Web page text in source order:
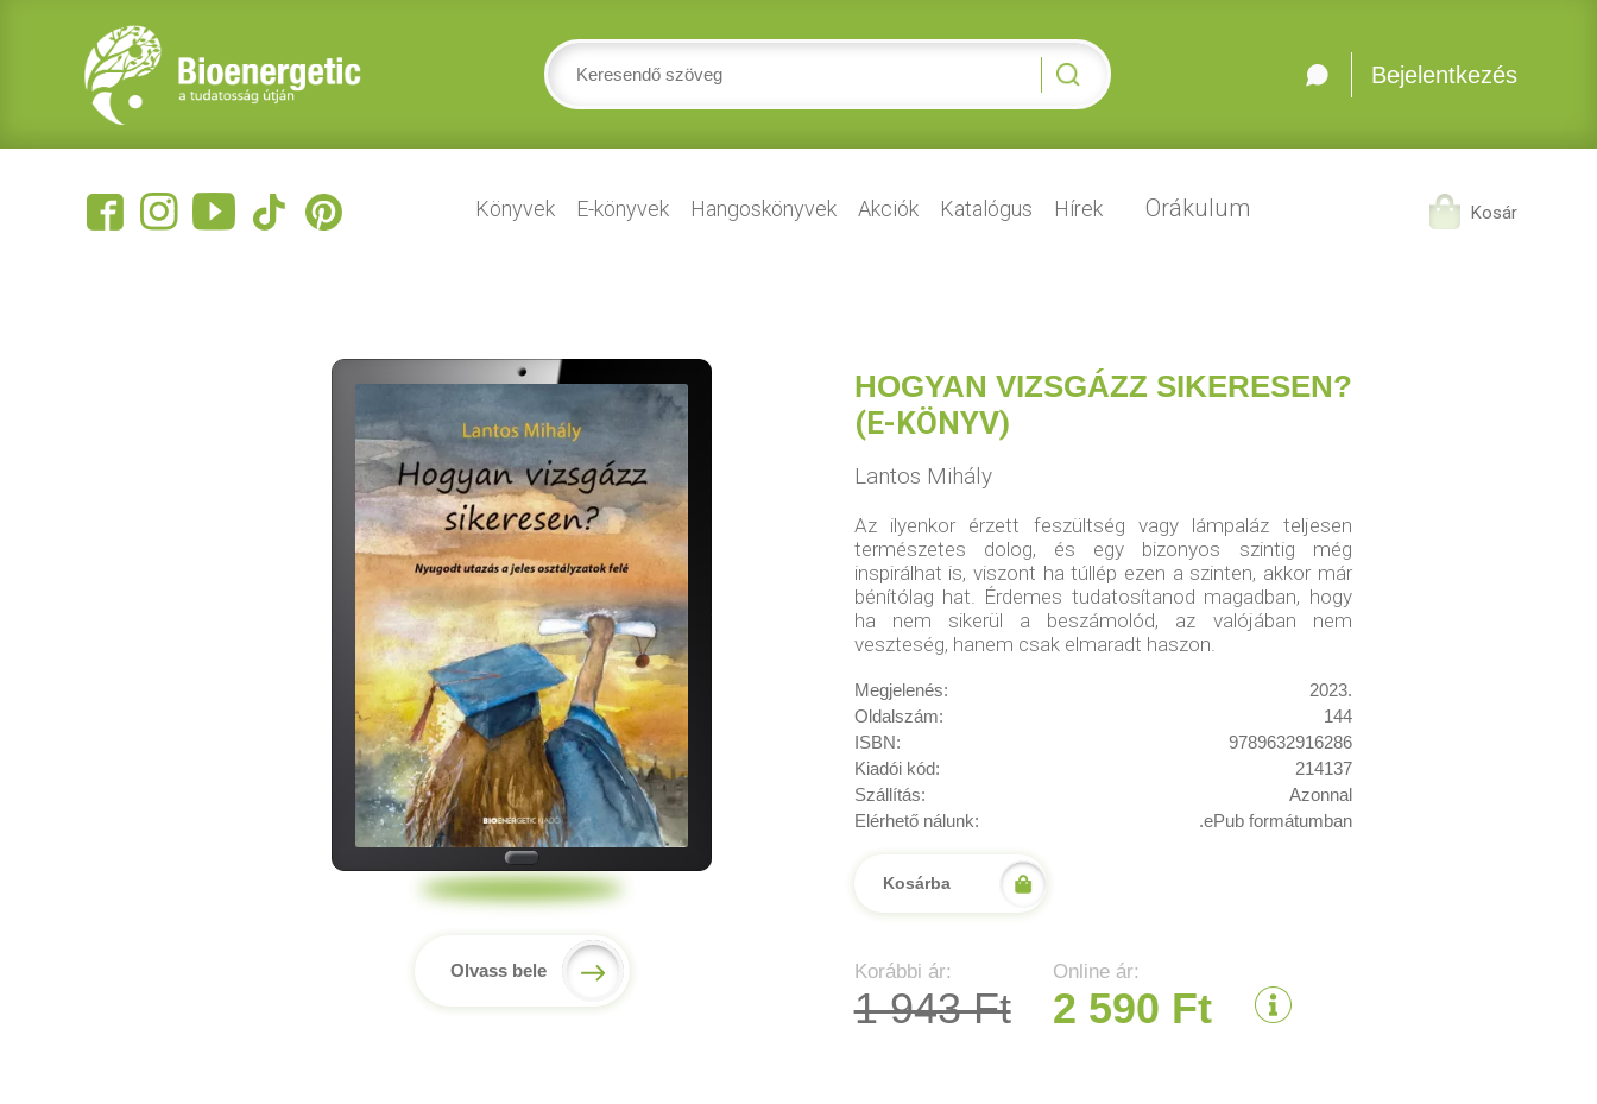
Bejelentkezés
Könyvek E-könyvek Hangoskönyvek Akciók Katalógus Hírek Orákulum Kosár
Olvass bele
HOGYAN VIZSGÁZZ SIKERESEN?
(E-KÖNYV)
Lantos Mihály
Az ilyenkor érzett feszültség vagy lámpaláz teljesen
természetes dolog, és egy bizonyos szintig még
inspirálhat is, viszont ha túllép ezen a szinten, akkor már
bénítólag hat. Érdemes tudatosítanod magadban, hogy
ha nem sikerül a beszámolód, az valójában nem
veszteség, hanem csak elmaradt haszon.
Megjelenés:
2023.
Oldalszám:
144
ISBN:
9789632916286
Kiadói kód:
214137
Szállítás:
Azonnal
Elérhető nálunk:
.ePub formátumban
Kosárba
Korábbi ár:
1 943 Ft
Online ár:
2 590 Ft